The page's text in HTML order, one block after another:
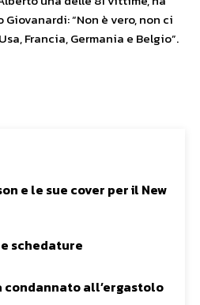
“Non è vero, non ci
Francia, Germania e Belgio”.
e le sue cover per il New
schedature
condannato all’ergastolo